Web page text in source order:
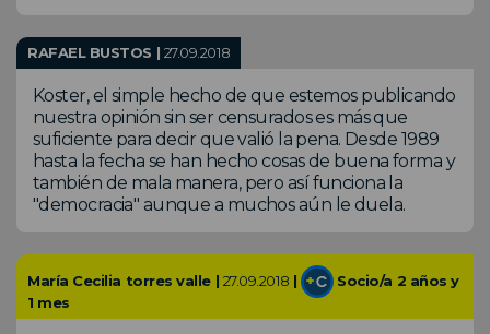
RAFAEL BUSTOS | 27.09.2018
Koster, el simple hecho de que estemos publicando
nuestra opinión sin ser censurados es más que
suficiente para decir que valió la pena. Desde 1989
hasta la fecha se han hecho cosas de buena forma y
también de mala manera, pero así funciona la
"democracia" aunque a muchos aún le duela.
María Cecilia torres valle | 27.09.2018 |
Socio/a 2 años y
1 mes